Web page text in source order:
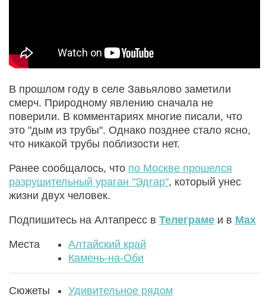
В прошлом году в селе Завьялово заметили
смерч. Природному явлению сначала не
поверили. В комментариях многие писали, что
это "дым из трубы". Однако позднее стало ясно,
что никакой трубы поблизости нет.
Ранее сообщалось, что по Москве прошелся
разрушительный ураган "Эдгар", который унес
жизни двух человек.
Подпишитесь на Алтапресс в Телеграме и в Max
Места
Алтайский край
Камень-на-Оби
Сюжеты Удивительное рядом